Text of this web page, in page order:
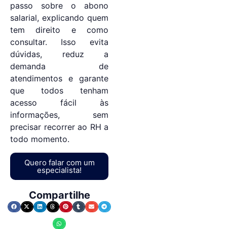
passo sobre o abono
salarial, explicando quem
tem direito e como
consultar. Isso evita
dúvidas, reduz a
demanda de
atendimentos e garante
que todos tenham
acesso fácil às
informações, sem
precisar recorrer ao RH a
todo momento.
Quero falar com um
especialista!
Compartilhe